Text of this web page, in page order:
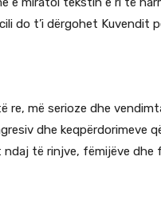
do t’i dërgohet Kuvendit
re, më serioze dhe
dhe keqpërdorimeve
të rinjve, fëmijëve dhe